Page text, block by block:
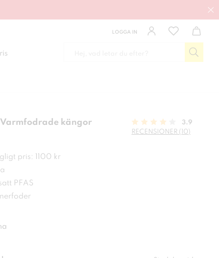
LOGGA IN
Varmfodrade kängor
3.9
RECENSIONER (10)
pris: 1100 kr
PFAS